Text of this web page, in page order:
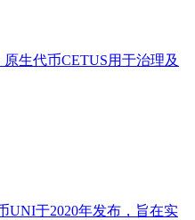
生代币CETUS用于治理及
UNI于2020年发布，旨在实